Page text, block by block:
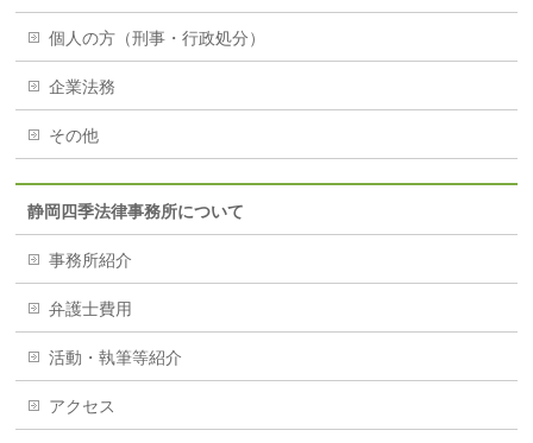
個人の方（刑事・行政処分）
企業法務
その他
静岡四季法律事務所について
事務所紹介
弁護士費用
活動・執筆等紹介
アクセス